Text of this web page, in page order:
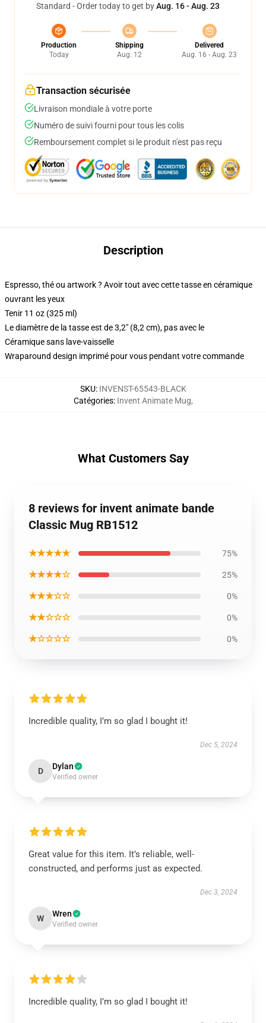
Standard - Order today to get byAug. 16 - Aug. 23
Production
Today
Shipping
Aug. 12
Delivered
Aug. 16 - Aug. 23
Transaction sécurisée
Livraison mondiale à votre porte
Numéro de suivi fourni pour tous les colis
Remboursement complet si le produit n'est pas reçu
Description
Espresso, thé ou artwork ? Avoir tout avec cette tasse en céramique
ouvrant les yeux
Tenir 11 oz (325 ml)
Le diamètre de la tasse est de 3,2" (8,2 cm), pas avec le
Céramique sans lave-vaisselle
Wraparound design imprimé pour vous pendant votre commande
SKU: INVENST-65543-BLACK
Catégories: Invent Animate Mug,
What Customers Say
8 reviews for invent animate bande
Classic Mug RB1512
★★★★★ 75%
★★★★☆ 25%
★★★☆☆ 0%
★★☆☆☆ 0%
★☆☆☆☆ 0%
Incredible quality, I’m so glad I bought it!
Dec 5, 2024
D Dylan
Verified owner
Great value for this item. It’s reliable, well-
constructed, and performs just as expected.
Dec 3, 2024
W Wren
Verified owner
Incredible quality, I’m so glad I bought it!